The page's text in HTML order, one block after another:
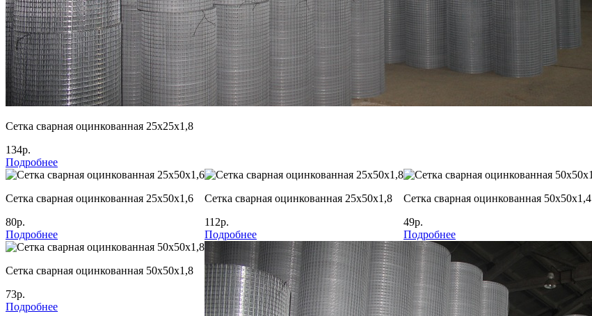
Сетка сварная оцинкованная 25х25х1,8
134р.
Подробнее
Сетка сварная оцинкованная 25х50х1,6
80р.
Подробнее
Сетка сварная оцинкованная 25х50х1,8
112р.
Подробнее
Сетка сварная оцинкованная 50х50х1,4
49р.
Подробнее
Сетка сварная оцинкованная 50х50х1,8
73р.
Подробнее